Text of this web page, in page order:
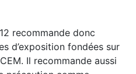
recommande donc
d’exposition fondées sur
Il recommande aussi